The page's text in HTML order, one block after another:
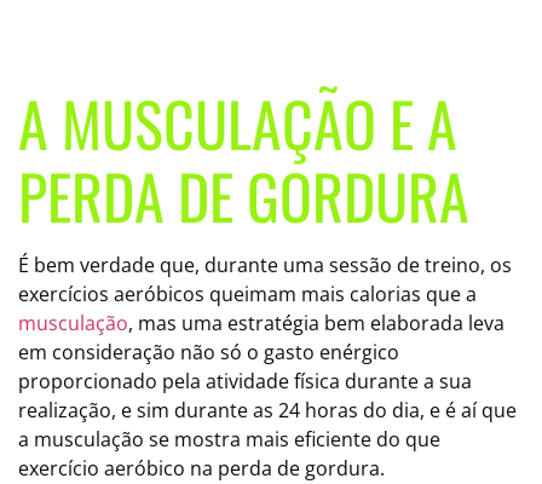
A MUSCULAÇÃO E A
PERDA DE GORDURA
É bem verdade que, durante uma sessão de treino, os
exercícios aeróbicos queimam mais calorias que a
musculação, mas uma estratégia bem elaborada leva
em consideração não só o gasto enérgico
proporcionado pela atividade física durante a sua
realização, e sim durante as 24 horas do dia, e é aí que
a musculação se mostra mais eficiente do que
exercício aeróbico na perda de gordura.